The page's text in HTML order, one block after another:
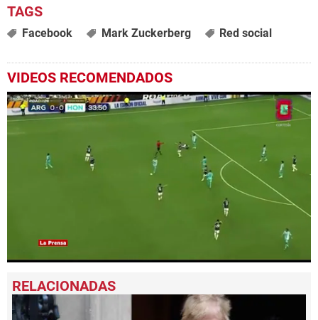
Facebook Mark Zuckerberg Red social
VIDEOS RECOMENDADOS
seconds
of
59
seconds